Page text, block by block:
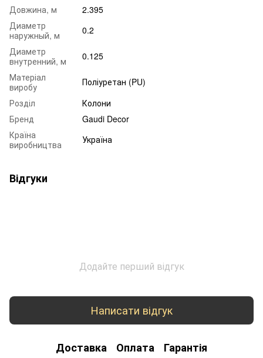
Довжина, м
2.395
Диаметр
наружный, м
0.2
Диаметр
внутренний, м
0.125
Матеріал
виробу
Поліуретан (PU)
Розділ
Колони
Бренд
Gaudi Decor
Країна
виробництва
Україна
Відгуки
Додайте перший відгук
Написати відгук
Доставка Оплата Гарантія